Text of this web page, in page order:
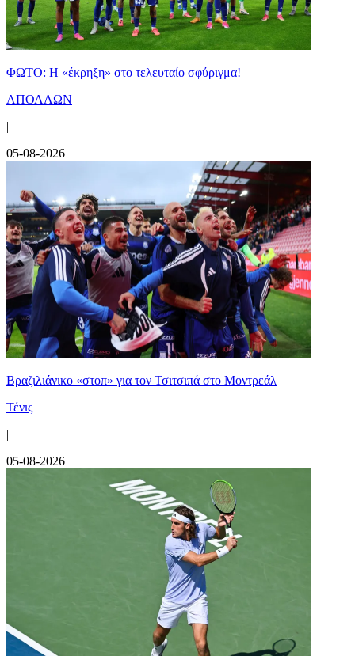
ΦΩΤΟ: Η «έκρηξη» στο τελευταίο σφύριγμα!
ΑΠΟΛΛΩΝ
|
05-08-2026
Βραζιλιάνικο «στοπ» για τον Τσιτσιπά στο Μοντρεάλ
Τένις
|
05-08-2026